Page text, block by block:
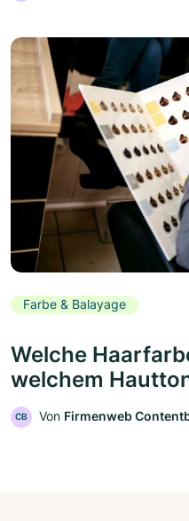
Farbe & Balayage
Welche
welchem
CB Von Firmenweb